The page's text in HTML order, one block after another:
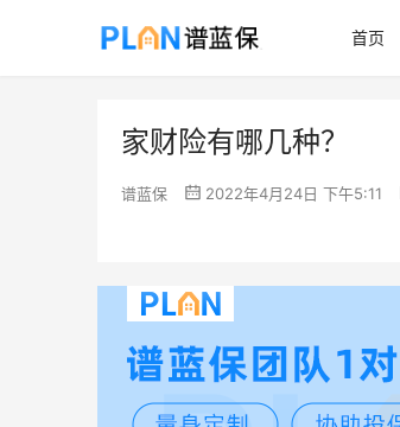
首页
家财险有哪几种？
谱蓝保 2022年4月24日 下午5:11